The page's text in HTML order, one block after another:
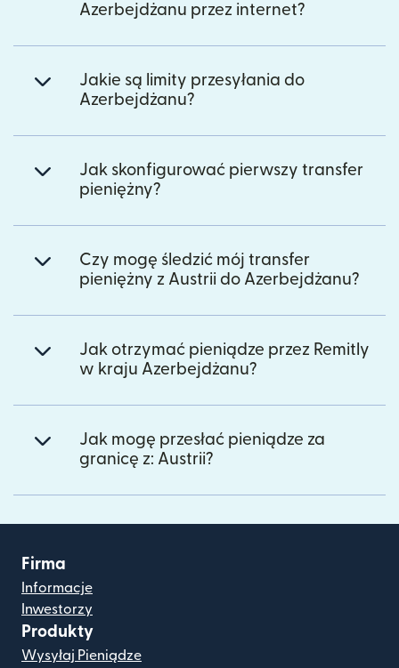
Azerbejdżanu przez internet?
Jakie są limity przesyłania do
Azerbejdżanu?
Jak skonfigurować pierwszy transfer
pieniężny?
Czy mogę śledzić mój transfer
pieniężny z Austrii do Azerbejdżanu?
Jak otrzymać pieniądze przez Remitly
w kraju Azerbejdżanu?
Jak mogę przesłać pieniądze za
granicę z: Austrii?
Firma
Informacje
Inwestorzy
Produkty
Wysyłaj Pieniądze